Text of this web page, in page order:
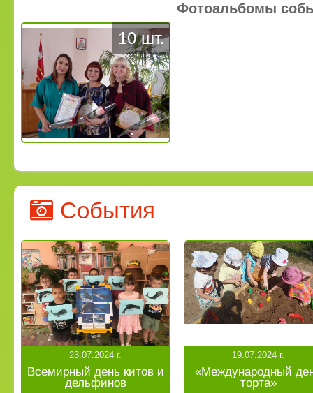
Фотоальбомы
10 шт.
События
23.07.2024 г.
Всемирный день китов и
дельфинов
19.07.2024 г.
«Международный
торта»